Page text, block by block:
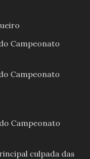
Campeonato
Campeonato
Campeonato
culpada das